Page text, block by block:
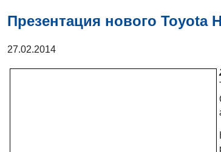
Презентация нового Toyota
27.02.2014